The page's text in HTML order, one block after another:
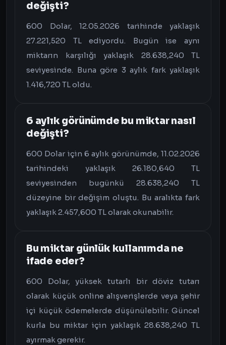
değişti?
600 Dolar, 12.05.2026 tarihinde yaklaşık
27.221,520 TL ediyordu. Bugün ise aynı
miktarın karşılığı yaklaşık 28.638,240 TL
seviyesinde. Buna göre 3 aylık fark yaklaşık
1.416,720 TL oldu.
6 aylık görünümde bu miktar nasıl
değişti?
600 Dolar için 6 aylık görünümde, 11.02.2026
tarihindeki yaklaşık 26.180,640 TL
seviyesinden bugünkü 28.638,240 TL
düzeyine bir değişim oluştu. Bu aralıkta fark
yaklaşık 2.457,600 TL olarak okunabilir.
Bu miktar günlük kullanımda ne
ifade eder?
600 Dolar, yüksek tutarlı bir döviz tutarı
olarak küçük online alışverişlerde veya şehir
içi küçük ödemelerde düşünülebilir. Güncel
kurla bu miktar için yaklaşık 28.638,240 TL
ayırmak gerekir.